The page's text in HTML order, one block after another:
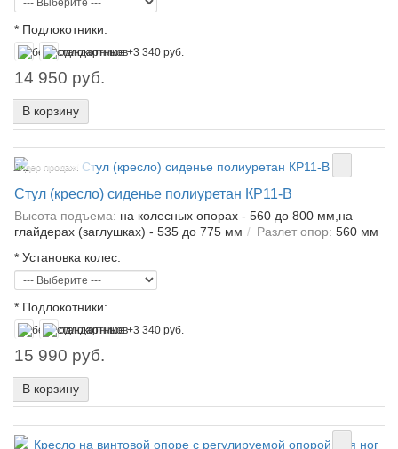
* Подлокотники:
14 950 руб.
В корзину
Лидер продаж!
Стул (кресло) сиденье полиуретан КР11-В
Высота подъема: на колесных опорах - 560 до 800 мм,на
глайдерах (заглушках) - 535 до 775 мм
Разлет опор: 560 мм
* Установка колес:
* Подлокотники:
15 990 руб.
В корзину